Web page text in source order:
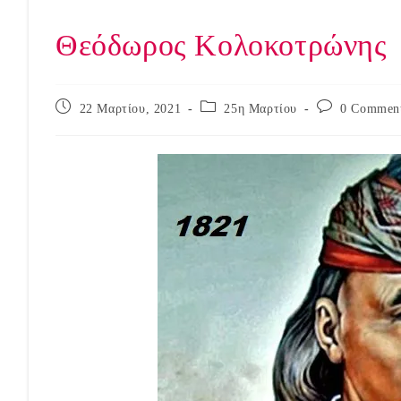
Θεόδωρος Κολοκοτρώνης
Post
22 Μαρτίου, 2021
Post 25η Μαρτίου
Post 0